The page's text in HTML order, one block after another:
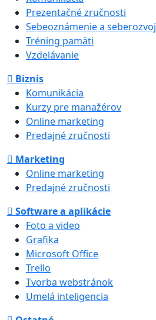
Prezentačné zručnosti
Sebeoznámenie a seberozvoj
Tréning pamäti
Vzdelávanie
Biznis
Komunikácia
Kurzy pre manažérov
Online marketing
Predajné zručnosti
Marketing
Online marketing
Predajné zručnosti
Software a aplikácie
Foto a video
Grafika
Microsoft Office
Trello
Tvorba webstránok
Umelá inteligencia